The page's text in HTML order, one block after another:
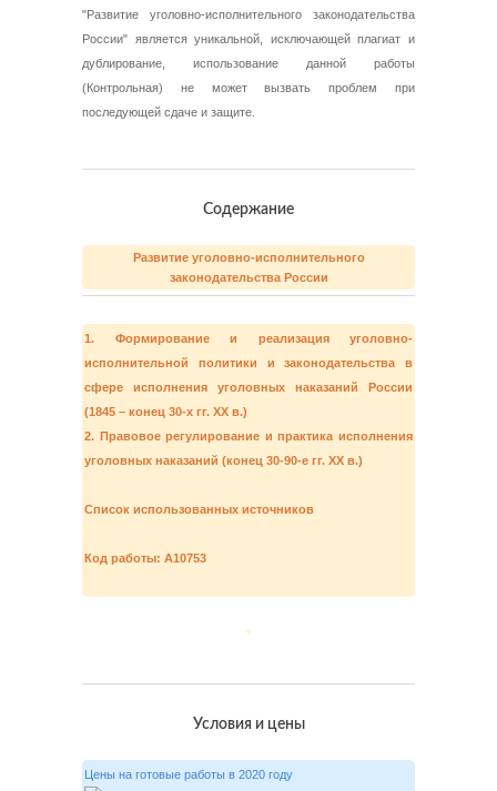
"Развитие уголовно-исполнительного законодательства
России" является уникальной, исключающей плагиат и
дублирование, использование данной работы
(Контрольная) не может вызвать проблем при
последующей сдаче и защите.
Содержание
Развитие уголовно-исполнительного
законодательства России
1. Формирование и реализация уголовно-
исполнительной политики и законодательства в
сфере исполнения уголовных наказаний России
(1845 – конец 30-х гг. ХХ в.)
2. Правовое регулирование и практика исполнения
уголовных наказаний (конец 30-90-е гг. ХХ в.)
Список использованных источников
Код работы: А10753
Условия и цены
Цены на готовые работы в 2020 году